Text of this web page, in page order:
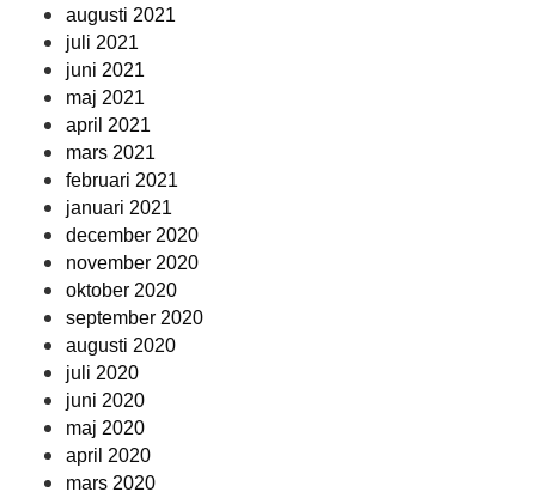
augusti 2021
juli 2021
juni 2021
maj 2021
april 2021
mars 2021
februari 2021
januari 2021
december 2020
november 2020
oktober 2020
september 2020
augusti 2020
juli 2020
juni 2020
maj 2020
april 2020
mars 2020